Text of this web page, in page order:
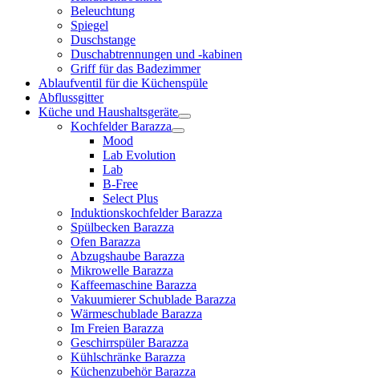
Beleuchtung
Spiegel
Duschstange
Duschabtrennungen und -kabinen
Griff für das Badezimmer
Ablaufventil für die Küchenspüle
Abflussgitter
Küche und Haushaltsgeräte
Kochfelder Barazza
Mood
Lab Evolution
Lab
B-Free
Select Plus
Induktionskochfelder Barazza
Spülbecken Barazza
Ofen Barazza
Abzugshaube Barazza
Mikrowelle Barazza
Kaffeemaschine Barazza
Vakuumierer Schublade Barazza
Wärmeschublade Barazza
Im Freien Barazza
Geschirrspüler Barazza
Kühlschränke Barazza
Küchenzubehör Barazza